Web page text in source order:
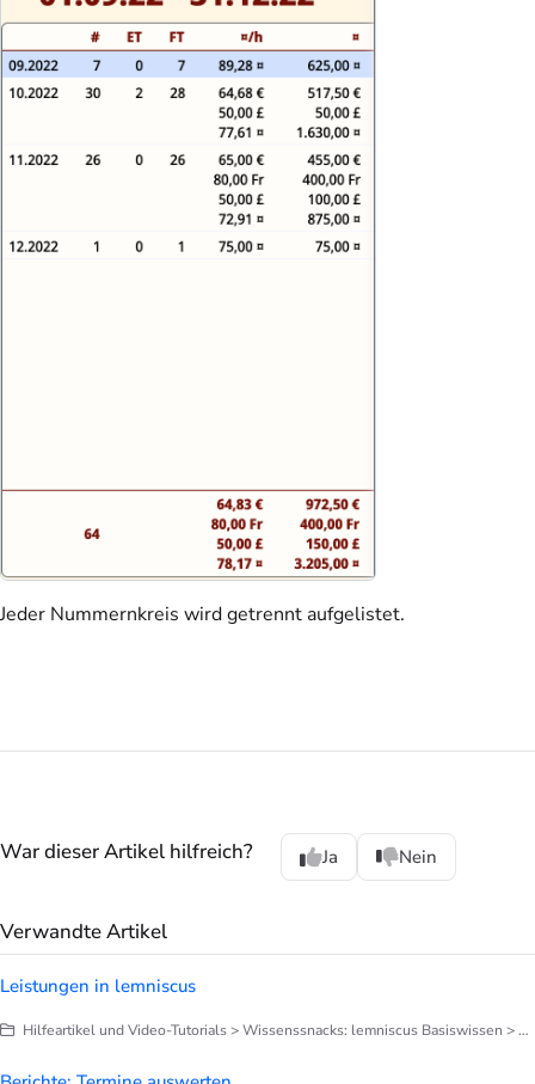
Jeder Nummernkreis wird getrennt aufgelistet.
War dieser Artikel hilfreich? Ja Nein
Verwandte Artikel
Leistungen in lemniscus
Hilfeartikel und Video-Tutorials > Wissenssnacks: lemniscus Basiswissen > Finetuning deines lemniscus > Leistungen und Leistungsketten einrichten